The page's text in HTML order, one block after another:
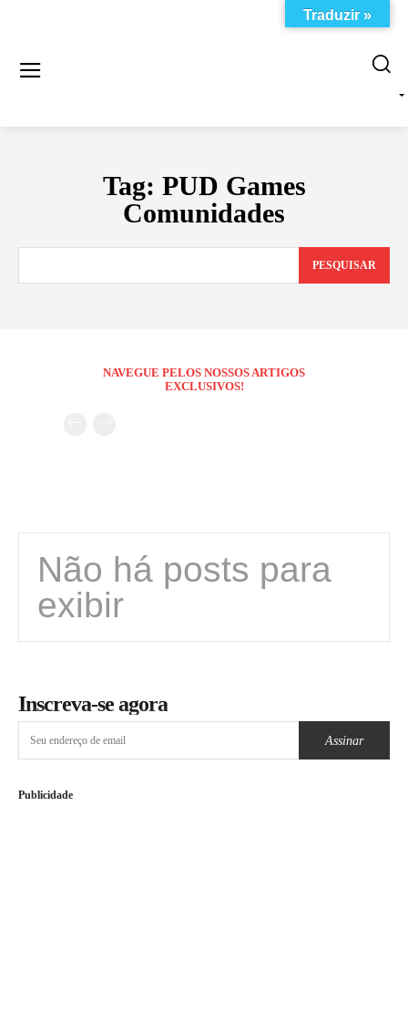
Tag: PUD Games
Comunidades
PESQUISAR
NAVEGUE PELOS NOSSOS ARTIGOS
EXCLUSIVOS!
Não há posts para
exibir
Inscreva-se agora
Assinar
Publicidade
Traduzir »